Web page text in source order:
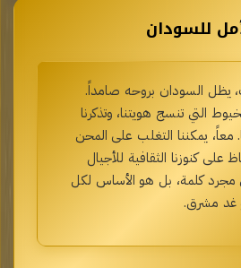
للسودان
يظل السودان بروحه صامداً.
التي تنسج هويتنا، وتذكرنا
يمكننا التغلب على المحن
على كنوزنا الثقافية للأجيال
مجرد كلمة، بل هو الأساس لكل
غد مشرق.